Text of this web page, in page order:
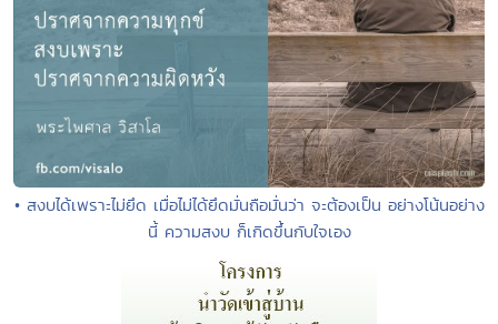
• สงบได้เพราะไม่ยึด เมื่อไม่ได้ยึดมั่นถือมั่นว่า จะต้องเป็น อย่างโน้นอย่าง
นี้ ความสงบ ก็เกิดขึ้นกับใจเอง